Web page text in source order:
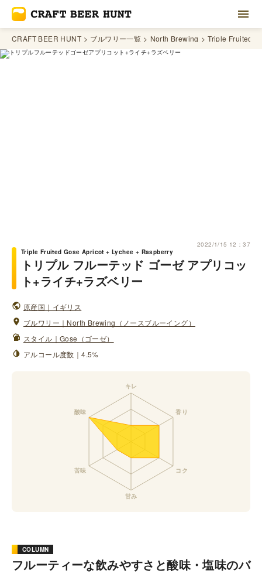
CRAFT BEER HUNT ブルワリー一覧 North Brewing Triple Fruited
2022/1/15 12：37
Triple Fruited Gose Apricot + Lychee + Raspberry
トリプル フルーテッド ゴーゼ アプリコッ
ト+ライチ+ラズベリー
原産国｜イギリス
ブルワリー｜North Brewing（ノースブルーイング）
スタイル｜Gose（ゴーゼ）
アルコール度数｜4.5%
COLUMN
フルーティーな飲みやすさと酸味・塩味のバ